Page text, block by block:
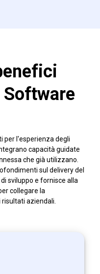
per l'esperienza degli
capacità guidate
che già utilizzano.
sul delivery del
sviluppo e fornisce alla
collegare la
aziendali.